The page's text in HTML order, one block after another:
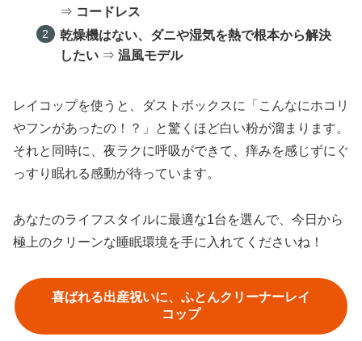
⇒ コードレス
乾燥機はない、ダニや湿気を熱で根本から解決
したい⇒ 温風モデル
レイコップを使うと、ダストボックスに「こんなにホコリ
やフンがあったの！？」と驚くほど白い粉が溜まります。
それと同時に、夜ラクに呼吸ができて、痒みを感じずにぐ
っすり眠れる感動が待っています。
あなたのライフスタイルに最適な1台を選んで、今日から
極上のクリーンな睡眠環境を手に入れてくださいね！
喜ばれる出産祝いに、ふとんクリーナーレイ
コップ